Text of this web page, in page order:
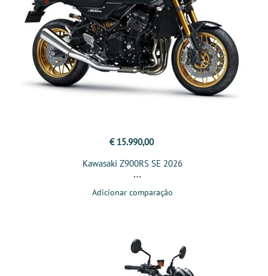
€ 15.990,00
Kawasaki Z900RS SE 2026
Adicionar comparação